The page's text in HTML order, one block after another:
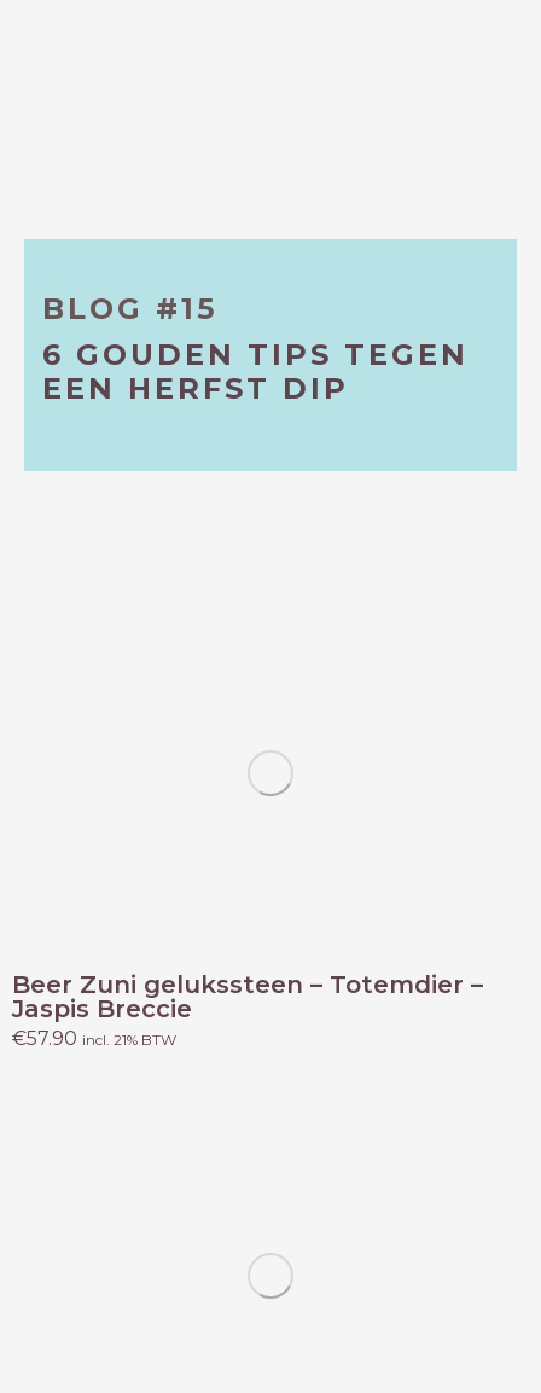
BLOG #15
6 GOUDEN TIPS TEGEN
EEN HERFST DIP
Beer Zuni gelukssteen – Totemdier –
Jaspis Breccie
€57.90 incl. 21% BTW